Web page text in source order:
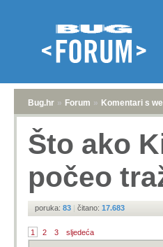
Bug.hr » Forum » Komentari s
Što ako
počeo
poruka: 83 | čitano: 17.683
1 2 3 sljedeća